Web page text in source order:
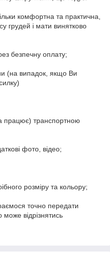
комфортна та практична,
грудей і мати винятково
безпечну оплату;
(на випадок, якщо Ви
працює) транспортною
фото, відео;
розміру та кольору;
точно передати
може відрізнятись